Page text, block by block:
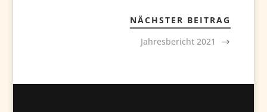
NÄCHSTER BEITRAG
Jahresbericht 2021